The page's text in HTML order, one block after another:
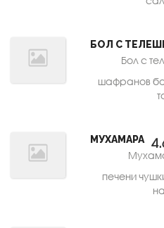
БОЛ С
Бол с
шафранов
МУХАМАРА
печени